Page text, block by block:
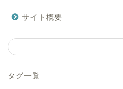
サイト概要
タグ一覧